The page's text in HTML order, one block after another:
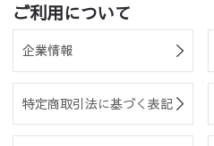
ご利用について
企業情報
特定商取引法に基づく表記